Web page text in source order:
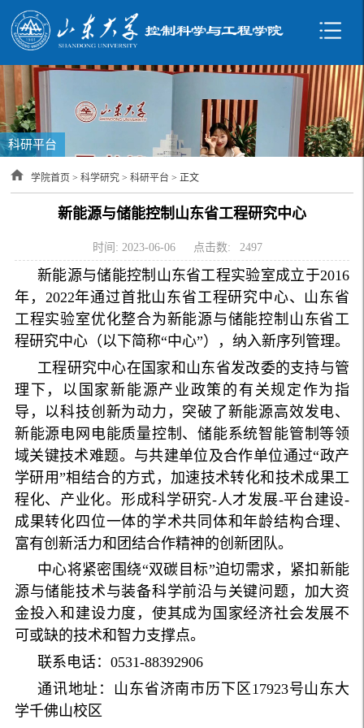
科研平台
学院首页 >科学研究 >科研平台 > 正文
新能源与储能控制山东省工程研究中心
时间: 2023-06-06 点击数: 2497
新能源与储能控制山东省工程实验室成立于2016
年，2022年通过首批山东省工程研究中心、山东省
工程实验室优化整合为新能源与储能控制山东省工
程研究中心（以下简称“中心”），纳入新序列管理。
工程研究中心在国家和山东省发改委的支持与管
理下，以国家新能源产业政策的有关规定作为指
导，以科技创新为动力，突破了新能源高效发电、
新能源电网电能质量控制、储能系统智能管制等领
域关键技术难题。与共建单位及合作单位通过“政产
学研用”相结合的方式，加速技术转化和技术成果工
程化、产业化。形成科学研究-人才发展-平台建设-
成果转化四位一体的学术共同体和年龄结构合理、
富有创新活力和团结合作精神的创新团队。
中心将紧密围绕“双碳目标”迫切需求，紧扣新能
源与储能技术与装备科学前沿与关键问题，加大资
金投入和建设力度，使其成为国家经济社会发展不
可或缺的技术和智力支撑点。
联系电话：0531-88392906
通讯地址：山东省济南市历下区17923号山东大
学千佛山校区